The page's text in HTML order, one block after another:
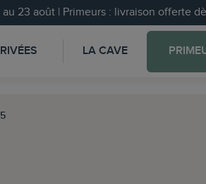
au 23 août | Primeurs : livraison offerte
LA CAVE